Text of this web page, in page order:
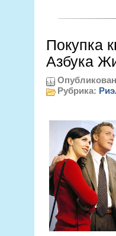
Покупка
Азбука
Рубрика: